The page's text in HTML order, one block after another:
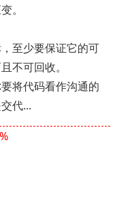
。
至少要保证它的可
不可回收。
将代码看作沟通的
代...